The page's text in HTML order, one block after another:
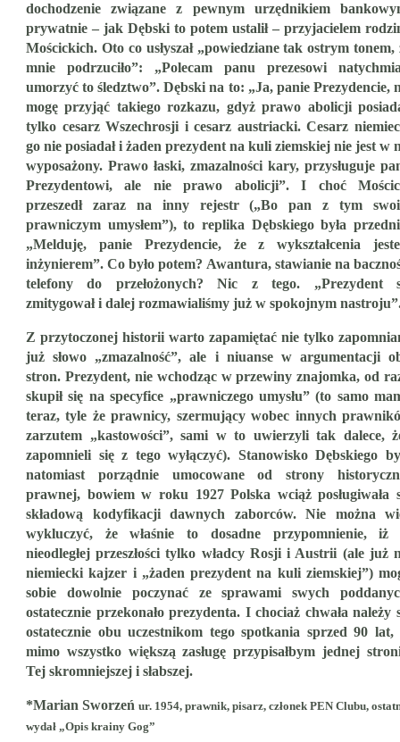
dochodzenie związane z pewnym urzędnikiem
prywatnie – jak Dębski to potem ustalił – przyjacielem
Mościckich. Oto co usłyszał „powiedziane tak ostrym tonem,
mnie podrzuciło”: „Polecam panu prezesowi
umorzyć to śledztwo”. Dębski na to: „Ja, panie Prezydencie,
mogę przyjąć takiego rozkazu, gdyż prawo abolicji
tylko cesarz Wszechrosji i cesarz austriacki. Cesarz
go nie posiadał i żaden prezydent na kuli ziemskiej nie jest w
wyposażony. Prawo łaski, zmazalności kary, przysługuje
Prezydentowi, ale nie prawo abolicji”. I choć
przeszedł zaraz na inny rejestr („Bo pan z tym
prawniczym umysłem”), to replika Dębskiego była
„Melduję, panie Prezydencie, że z wykształcenia
inżynierem”. Co było potem? Awantura, stawianie na
telefony do przełożonych? Nic z tego. „Prezydent
zmitygował i dalej rozmawialiśmy już w spokojnym
Z przytoczonej historii warto zapamiętać nie tylko
już słowo „zmazalność”, ale i niuanse w argumentacji
stron. Prezydent, nie wchodząc w przewiny znajomka, od
skupił się na specyfice „prawniczego umysłu” (to samo
teraz, tyle że prawnicy, szermujący wobec innych
zarzutem „kastowości”, sami w to uwierzyli tak dalece,
zapomnieli się z tego wyłączyć). Stanowisko Dębskiego
natomiast porządnie umocowane od strony
prawnej, bowiem w roku 1927 Polska wciąż posługiwała
składową kodyfikacji dawnych zaborców. Nie można
wykluczyć, że właśnie to dosadne przypomnienie, iż
nieodległej przeszłości tylko władcy Rosji i Austrii (ale już
niemiecki kajzer i „żaden prezydent na kuli ziemskiej”)
sobie dowolnie poczynać ze sprawami swych
ostatecznie przekonało prezydenta. I chociaż chwała należy
ostatecznie obu uczestnikom tego spotkania sprzed 90 lat,
mimo wszystko większą zasługę przypisałbym jednej
Tej skromniejszej i słabszej.
*Marian Sworzeń ur. 1954, prawnik, pisarz, członek PEN Clubu,
wydał „Opis krainy Gog”